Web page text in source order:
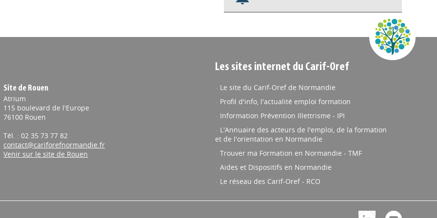
Site de Rouen
Atrium
115 boulevard de l'Europe
76100 Rouen
Tél. : 02 35 73 77 82
contact@cariforefnormandie.fr
Venir sur le site de Rouen
Les sites internet du Carif-Oref
Le site du Carif-Oref de Normandie
Profil d'info, l'actualité emploi formation
Information Prévention Illettrisme - IPI
L'Annuaire des acteurs de l'emploi, de la formation
et de l'orientation en Normandie
Trouver ma Formation en Normandie - TMF
Aides et Dispositifs en Normandie
Le réseau des Carif-Oref - RCO